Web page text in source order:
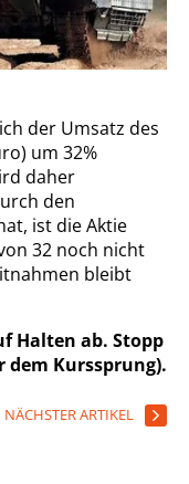
der Umsatz des
um 32%
daher
den
ist die Aktie
32 noch nicht
bleibt
Halten ab. Stopp
dem Kurssprung).
NÄCHSTER ARTIKEL